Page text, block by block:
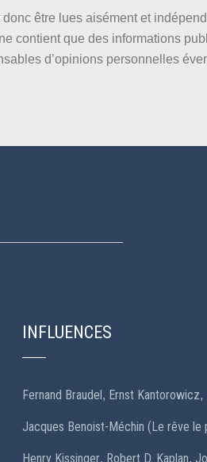
être lues aisément et
contient que des informations
d’opinions personnelles
INFLUENCES
Fernand Braudel, Ernst Kantorowicz,
Jacques Benoist-Méchin (Le rêve le
Henry Kissinger, Robert D. Kaplan,